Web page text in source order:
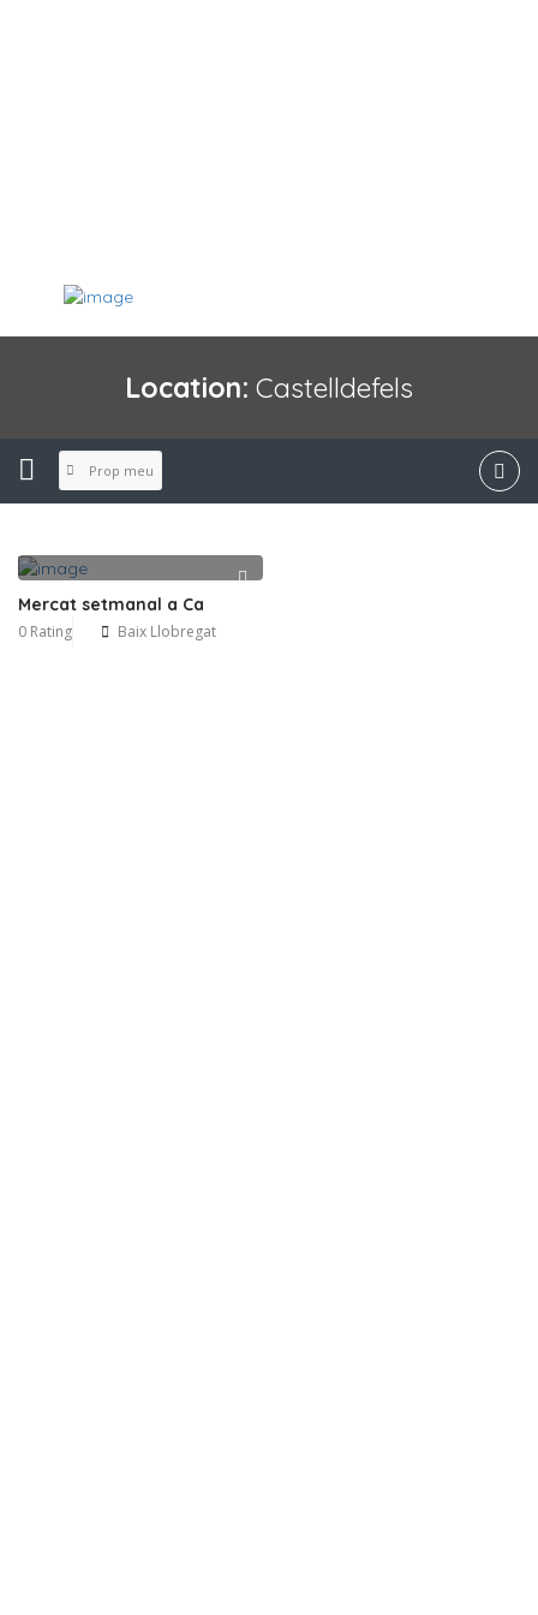
Location: Castelldefels
Prop meu
Mercat setmanal a Ca
0 Rating Baix Llobregat